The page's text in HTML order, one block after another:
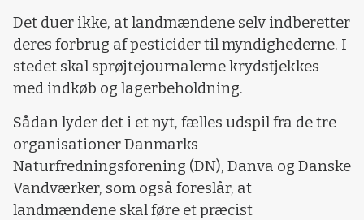
Det duer ikke, at landmændene selv indberetter
deres forbrug af pesticider til myndighederne. I
stedet skal sprøjtejournalerne krydstjekkes
med indkøb og lagerbeholdning.
Sådan lyder det i et nyt, fælles udspil fra de tre
organisationer Danmarks
Naturfredningsforening (DN), Danva og Danske
Vandværker, som også foreslår, at
landmændene skal føre et præcist